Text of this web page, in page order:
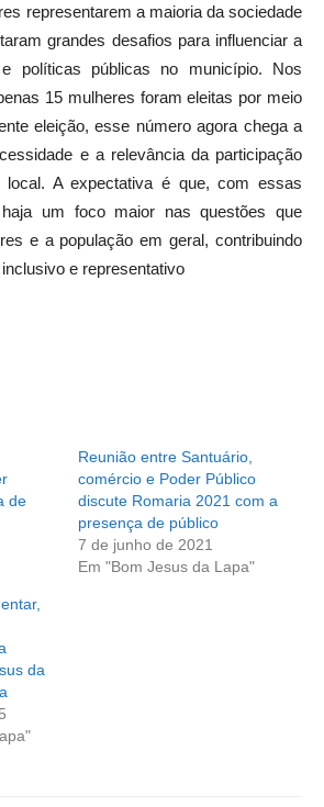
representarem a maioria da sociedade
grandes desafios para influenciar a
políticas públicas no município. Nos
15 mulheres foram eleitas por meio
eleição, esse número agora chega a
e a relevância da participação
local. A expectativa é que, com essas
um foco maior nas questões que
e a população em geral, contribuindo
e representativo
de
Reunião entre Santuário,
comércio e Poder Público
discute Romaria 2021 com a
presença de público
7 de junho de 2021
Em "Bom Jesus da Lapa"
da